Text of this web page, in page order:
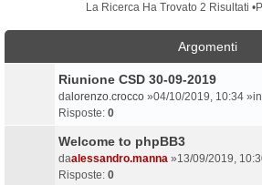
La Ricerca Ha Trovato 2 Risultati
Argomenti
Riunione CSD 30-09-2019
da lorenzo.crocco »04/10/2019, 10:34 »in
Risposte: 0
Welcome to phpBB3
daalessandro.manna »13/09/2019,
Risposte: 0